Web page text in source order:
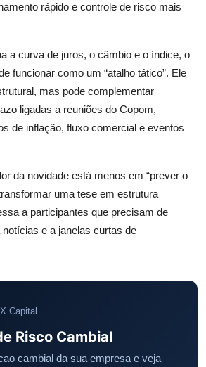
rápido e controle de risco mais
a curva de juros, o câmbio e o índice, o
funcionar como um “atalho tático”. Ele
mas pode complementar
ligadas a reuniões do Copom,
de inflação, fluxo comercial e eventos
da novidade está menos em “prever o
uma tese em estrutura
a participantes que precisam de
e a janelas curtas de
Capital
Risco Cambial
cambial da sua empresa e veja